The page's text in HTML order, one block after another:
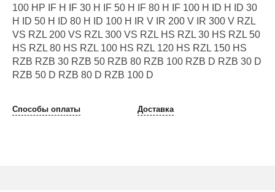
100 HP IF H IF 30 H IF 50 H IF 80 H IF 100 H ID H ID 30
H ID 50 H ID 80 H ID 100 H IR V IR 200 V IR 300 V RZL
VS RZL 200 VS RZL 300 VS RZL HS RZL 30 HS RZL 50
HS RZL 80 HS RZL 100 HS RZL 120 HS RZL 150 HS
RZB RZB 30 RZB 50 RZB 80 RZB 100 RZB D RZB 30 D
RZB 50 D RZB 80 D RZB 100 D
Способы оплаты Доставка